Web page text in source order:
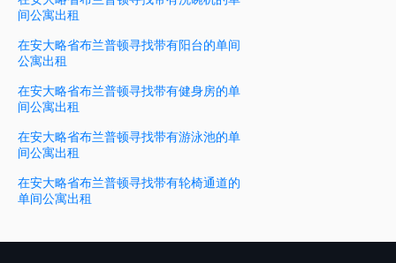
间公寓出租
在安大略省布兰普顿寻找带有阳台的单间
公寓出租
在安大略省布兰普顿寻找带有健身房的单
间公寓出租
在安大略省布兰普顿寻找带有游泳池的单
间公寓出租
在安大略省布兰普顿寻找带有轮椅通道的
单间公寓出租